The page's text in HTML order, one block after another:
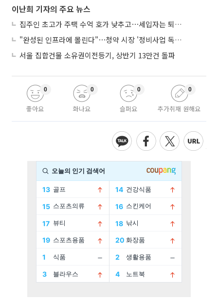
이난희 기자의 주요 뉴스
집주인 초고가 주택 수억 호가 낮추고⋯세입자는 퇴거 위기
"완성된 인프라에 몰린다"⋯청약 시장 '정비사업 독주' 42배 격차
서울 집합건물 소유권이전등기, 상반기 13만건 돌파
좋아요
0
화나요
0
슬퍼요
0
추가취재 원해요
0